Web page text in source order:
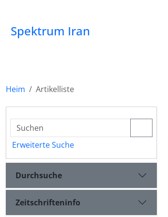
Spektrum Iran
Heim
Artikelliste
Erweiterte Suche
Durchsuche
Zeitschrifteninfo